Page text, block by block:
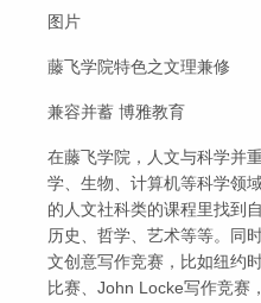
图片
藤飞学院特色之文理兼修
兼容并蓄 博雅教育
在藤飞学院，人文与科学并
学、生物、计算机等科学领
的人文社科类的课程里找到
历史、哲学、艺术等等。同
文创意写作竞赛，比如纽约
比赛、John Locke写作竞赛